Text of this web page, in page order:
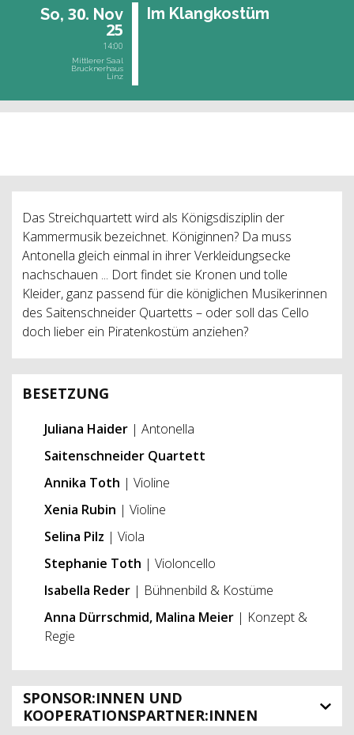
So, 30. Nov
25
14:00
Mittlerer Saal
Brucknerhaus
Linz
Im Klang­kos­tüm
Das Streichquartett wird als Königsdisziplin der
Kammermusik bezeichnet. Königinnen? Da muss
Antonella gleich einmal in ihrer Verkleidungsecke
nachschauen ... Dort findet sie Kronen und tolle
Kleider, ganz passend für die königlichen Musikerinnen
des Saitenschneider Quartetts – oder soll das Cello
doch lieber ein Piratenkostüm anziehen?
BESETZUNG
Juliana Haider | Antonella
Saitenschneider Quartett
Annika Toth | Violine
Xenia Rubin | Violine
Selina Pilz | Viola
Stephanie Toth | Violoncello
Isabella Reder | Bühnenbild & Kostüme
Anna Dürrschmid, Malina Meier | Konzept &
Regie
SPONSOR:INNEN UND
KOOPERATIONSPARTNER:INNEN